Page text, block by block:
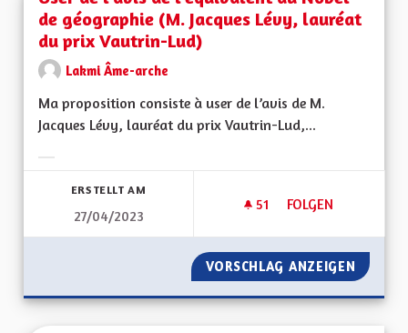
de géographie (M. Jacques Lévy, lauréat
du prix Vautrin-Lud)
Lakmi Âme-arche
Ma proposition consiste à user de l’avis de M.
Jacques Lévy, lauréat du prix Vautrin-Lud,...
ERSTELLT AM
27/04/2023
51 51 FOLLOWER
FOLGEN
USER DE L'AVIS
VORSCHLAG ANZEIGEN USER